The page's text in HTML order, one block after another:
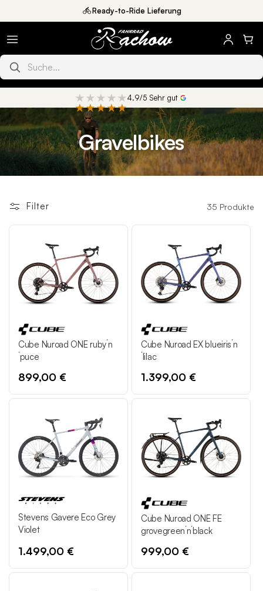
Inhalt
Ready-to-Ride Lieferung
Produkte suchen
★★★★★
★★★★★
4.9/5 Sehr gut
K
a
g
o
r
e
Gravelbikes
Filter 35 Produkte
Cube Nuroad ONE ruby´n
´puce
899,00 €
Cube Nuroad EX blueiris´n
´lilac
1.399,00 €
Stevens Gavere Eco Grey
Violet
1.499,00 €
Cube Nuroad ONE FE
grovegreen´n´black
999,00 €